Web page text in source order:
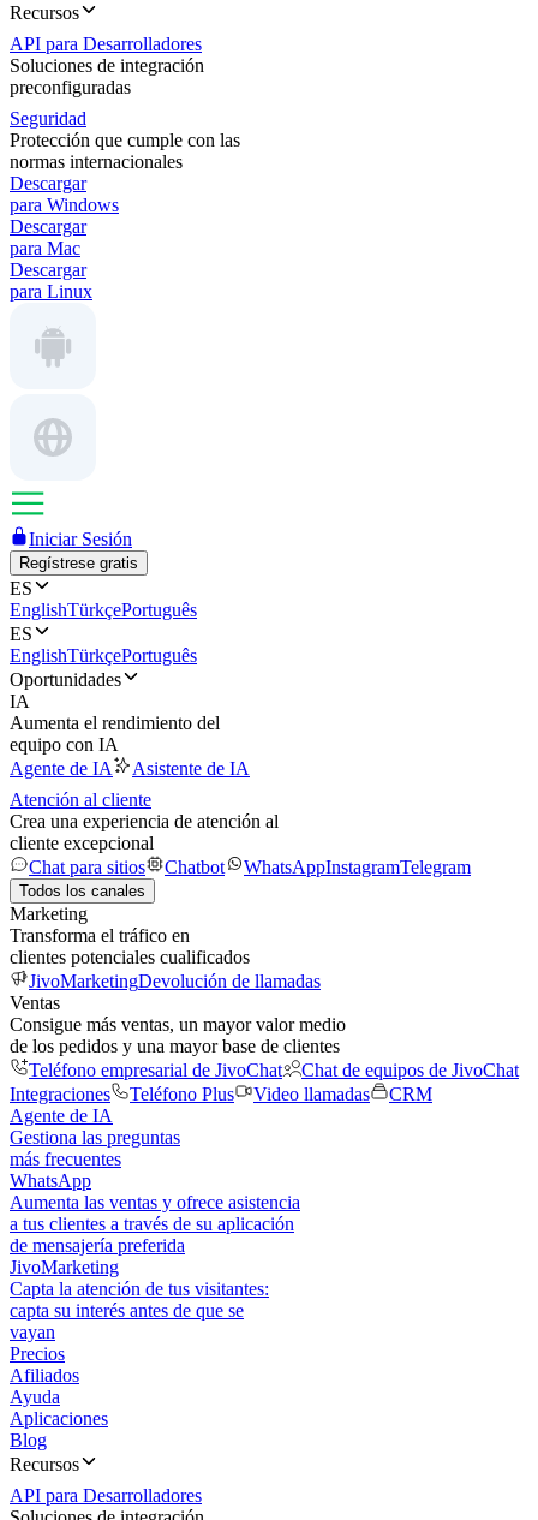
Recursos
API para Desarrolladores
Soluciones de integración
preconfiguradas
Seguridad
Protección que cumple con las
normas internacionales
Descargar
para Windows
Descargar
para Mac
Descargar
para Linux
Iniciar Sesión
Regístrese gratis
ES
EnglishTürkçePortuguês
ES
EnglishTürkçePortuguês
Oportunidades
IA
Aumenta el rendimiento del
equipo con IA
Agente de IA
Asistente de IA
Atención al cliente
Crea una experiencia de atención al
cliente excepcional
Chat para sitios
Chatbot WhatsAppInstagramTelegram
Todos los canales
Marketing
Transforma el tráfico en
clientes potenciales cualificados
JivoMarketingDevolución de llamadas
Ventas
Consigue más ventas, un mayor valor medio
de los pedidos y una mayor base de clientes
Teléfono empresarial de JivoChat
Chat de equipos de JivoChat
Integraciones
Teléfono Plus Video llamadas
CRM
Agente de IA
Gestiona las preguntas
más frecuentes
WhatsApp
Aumenta las ventas y ofrece asistencia
a tus clientes a través de su aplicación
de mensajería preferida
JivoMarketing
Capta la atención de tus visitantes:
capta su interés antes de que se
vayan
Precios
Afiliados
Ayuda
Aplicaciones
Blog
Recursos
API para Desarrolladores